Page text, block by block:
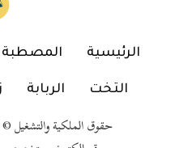
الرئيسية المصطبة
التخت الربابة
حقوق الملكية والتشغيل © 2022 كافه الحقوق محفوظة